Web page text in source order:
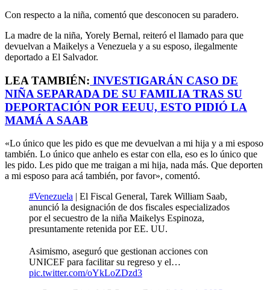
Con respecto a la niña, comentó que desconocen su paradero.
La madre de la niña, Yorely Bernal, reiteró el llamado para que
devuelvan a Maikelys a Venezuela y a su esposo, ilegalmente
deportado a El Salvador.
LEA TAMBIÉN: INVESTIGARÁN CASO DE
NIÑA SEPARADA DE SU FAMILIA TRAS SU
DEPORTACIÓN POR EEUU, ESTO PIDIÓ LA
MAMÁ A SAAB
«Lo único que les pido es que me devuelvan a mi hija y a mi esposo
también. Lo único que anhelo es estar con ella, eso es lo único que
les pido. Les pido que me traigan a mi hija, nada más. Que deporten
a mi esposo para acá también, por favor», comentó.
#Venezuela | El Fiscal General, Tarek William Saab,
anunció la designación de dos fiscales especializados
por el secuestro de la niña Maikelys Espinoza,
presuntamente retenida por EE. UU.
Asimismo, aseguró que gestionan acciones con
UNICEF para facilitar su regreso y el…
pic.twitter.com/oYkLoZDzd3